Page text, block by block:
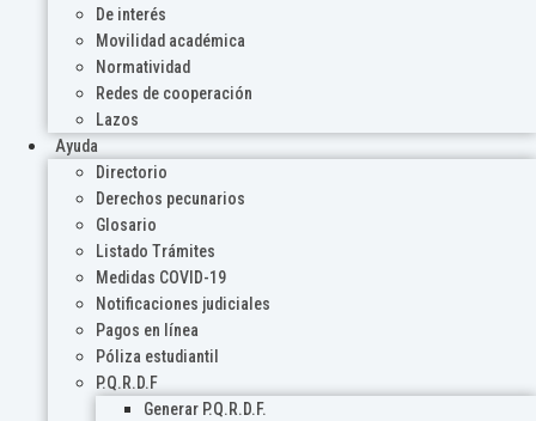
De interés
Movilidad académica
Normatividad
Redes de cooperación
Lazos
Ayuda
Directorio
Derechos pecunarios
Glosario
Listado Trámites
Medidas COVID-19
Notificaciones judiciales
Pagos en línea
Póliza estudiantil
P.Q.R.D.F
Generar P.Q.R.D.F.